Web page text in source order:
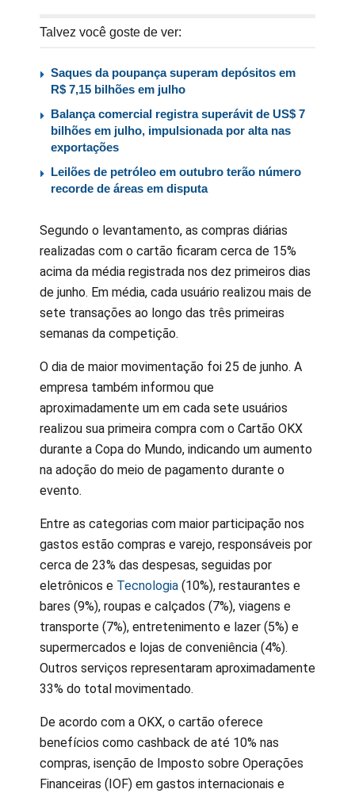
Talvez você goste de ver:
Saques da poupança superam depósitos em
R$ 7,15 bilhões em julho
Balança comercial registra superávit de US$ 7
bilhões em julho, impulsionada por alta nas
exportações
Leilões de petróleo em outubro terão número
recorde de áreas em disputa
Segundo o levantamento, as compras diárias
realizadas com o cartão ficaram cerca de 15%
acima da média registrada nos dez primeiros dias
de junho. Em média, cada usuário realizou mais de
sete transações ao longo das três primeiras
semanas da competição.
O dia de maior movimentação foi 25 de junho. A
empresa também informou que
aproximadamente um em cada sete usuários
realizou sua primeira compra com o Cartão OKX
durante a Copa do Mundo, indicando um aumento
na adoção do meio de pagamento durante o
evento.
Entre as categorias com maior participação nos
gastos estão compras e varejo, responsáveis por
cerca de 23% das despesas, seguidas por
eletrônicos e Tecnologia (10%), restaurantes e
bares (9%), roupas e calçados (7%), viagens e
transporte (7%), entretenimento e lazer (5%) e
supermercados e lojas de conveniência (4%).
Outros serviços representaram aproximadamente
33% do total movimentado.
De acordo com a OKX, o cartão oferece
benefícios como cashback de até 10% nas
compras, isenção de Imposto sobre Operações
Financeiras (IOF) em gastos internacionais e